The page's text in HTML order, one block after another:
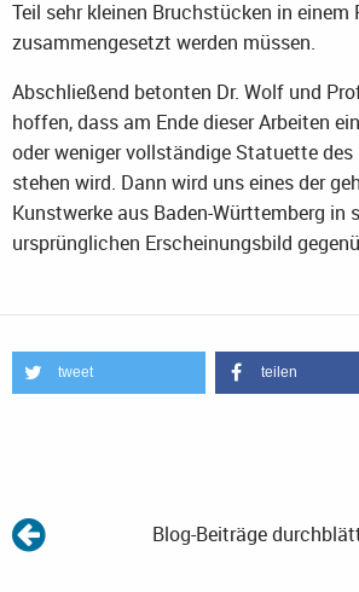
Teil sehr kleinen Bruchstücken in einem
zusammengesetzt werden müssen.
Abschließend betonten Dr. Wolf und
hoffen, dass am Ende dieser Arbeiten
oder weniger vollständige Statuette
stehen wird. Dann wird uns eines der
Kunstwerke aus Baden-Württemberg in
ursprünglichen Erscheinungsbild
tweet teilen
Blog-Beiträge